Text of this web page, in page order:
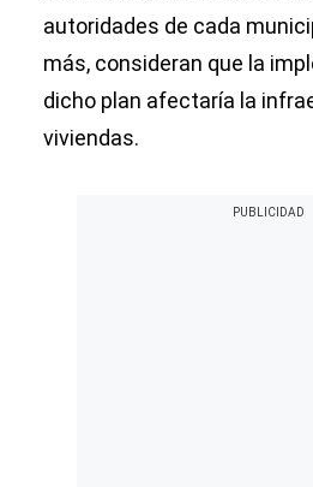
autoridades de cada
más, consideran que la
dicho plan afectaría la
viviendas.